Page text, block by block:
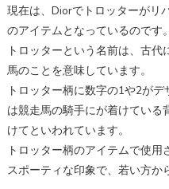
現在は、Diorでトロッターがリ
のアイテムとなっているのです。
トロッターという名前は、古
馬のことを意味しています。
トロッター柄に数字の1や2が
は競走馬の騎手にが着けている
けてといわれています。
トロッター柄のアイテムで使用
スポーティな印象で、若い方か